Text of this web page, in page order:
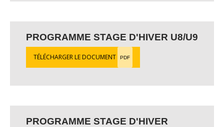
PROGRAMME STAGE D'HIVER U8/U9
TÉLÉCHARGER LE DOCUMENT PDF
PROGRAMME STAGE D'HIVER